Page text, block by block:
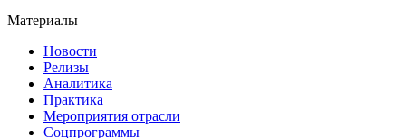
Материалы
Новости
Релизы
Аналитика
Практика
Мероприятия отрасли
Соцпрограммы